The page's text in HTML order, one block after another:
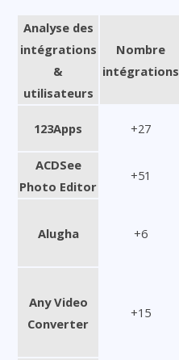
Analyse des
intégrations
&
utilisateurs
Nombre
intégrations
123Apps +27
ACDSee
Photo Editor
+51
Alugha +6
Any Video
Converter
+15